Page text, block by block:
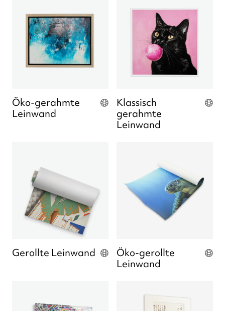
Öko-gerahmte
Leinwand
Klassisch
gerahmte
Leinwand
Gerollte Leinwand
Öko-gerollte
Leinwand